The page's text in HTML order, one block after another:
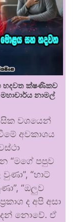
හදවත ක්ෂණිකව
නාමල්
වශයෙන්
අවකාශය
“මගේ පපුව
“හාට්
“ඔලුව
ද අපි අසා
නොවේ. ඒ